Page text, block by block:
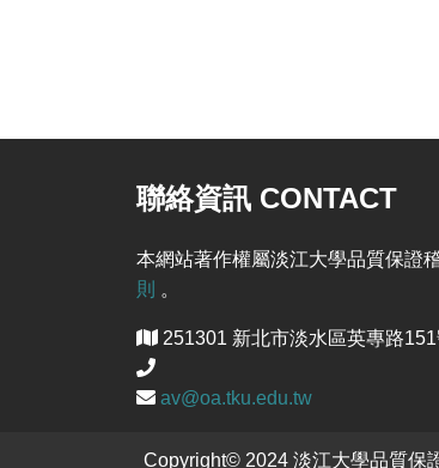
聯絡資訊 CONTACT
本網站著作權屬淡江大學品質保證
則 。
251301 新北市淡水區英專路
av@oa.tku.edu.tw
Copyright© 2024 淡江大學品質